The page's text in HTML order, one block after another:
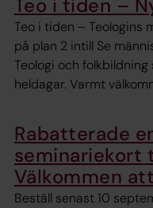
Teo i tiden – Teologins
på plan 2 intill Se
Teologi och
heldagar. Varmt
Rabatterade
seminariekort
Välkommen
Beställ senast 10